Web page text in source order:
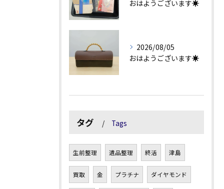
おはようございます☀
2026/08/05
おはようございます☀
タグ Tags
生前整理 遺品整理 終活 津島
買取 金 プラチナ ダイヤモンド